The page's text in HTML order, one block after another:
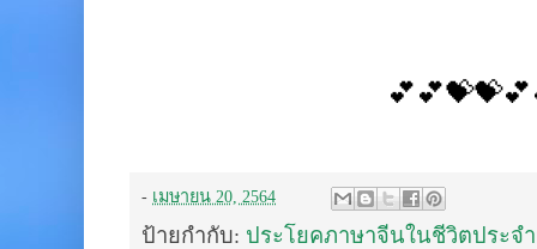
- เมษายน 20, 2564
ป้ายกำกับ: ประโยคภาษาจีนในชีวิตประจ